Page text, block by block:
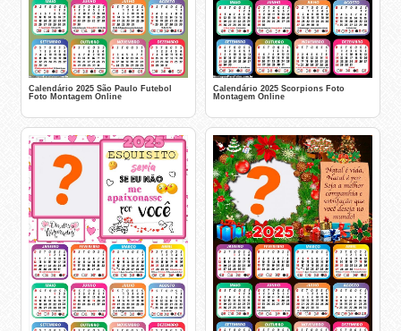
Calendário 2025 São Paulo Futebol
Foto Montagem Online
Calendário 2025 Scorpions Foto
Montagem Online